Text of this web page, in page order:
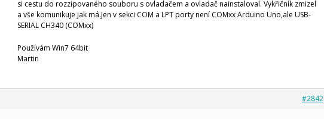
si cestu do rozzipovaného souboru s ovladačem a ovladač nainstaloval. Vykřičník zmizel
a vše komunikuje jak má.Jen v sekci COM a LPT porty není COMxx Arduino Uno,ale USB-
SERIAL CH340 (COMxx)
Používám Win7 64bit
Martin
#2842